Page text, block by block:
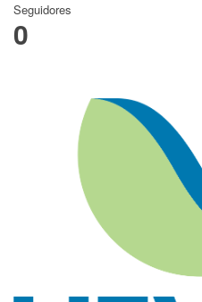
Seguidores
0